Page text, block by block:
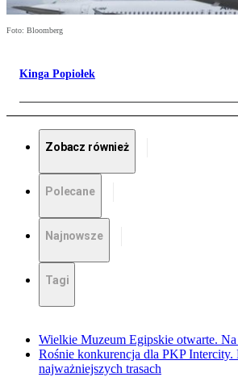
Foto: Bloomberg
Kinga Popiołek
Zobacz również
Polecane
Najnowsze
Tagi
Wielkie Muzeum Egipskie otwarte. Na
Rośnie konkurencja dla PKP Intercity.
najważniejszych trasach